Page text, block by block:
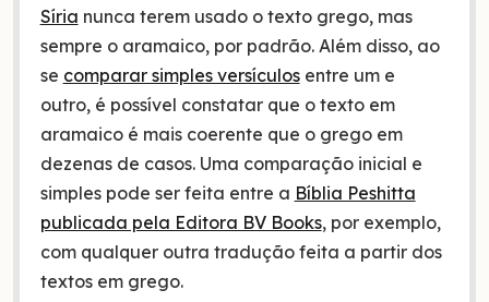
Síria nunca terem usado o texto grego, mas
sempre o aramaico, por padrão. Além disso, ao
se comparar simples versículosentre um e
outro, é possível constatar que o texto em
aramaico é mais coerente que o grego em
dezenas de casos. Uma comparação inicial e
simples pode ser feita entre a Bíblia Peshitta
publicada pela Editora BV Books, por exemplo,
com qualquer outra tradução feita a partir dos
textos em grego.